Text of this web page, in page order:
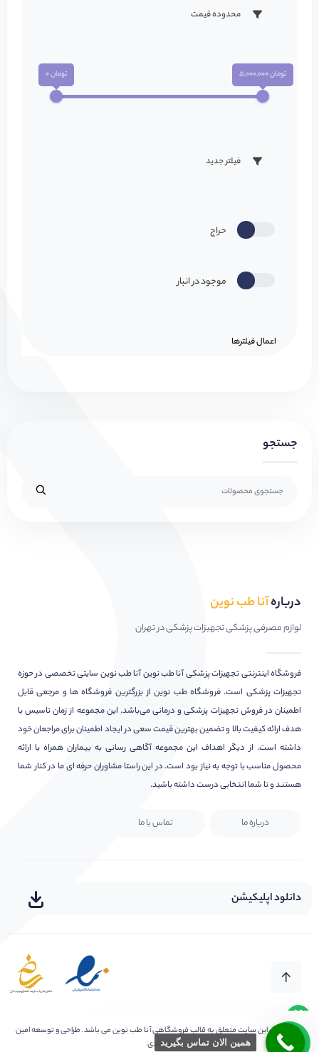
محدوده قیمت
تومان 0 تومان 5,000,000
فیلتر جدید
حراج
موجود در انبار
اعمال فیلتر‌ها
جستجو
دربارهآنا طب نوین
لوازم مصرفی پزشکی تجهیزات پزشکی در تهران
فروشگاه اینترنتی تجهیزات پزشکی آنا طب نوین آنا طب نوین سایتی تخصصی در حوزه
تجهیزات پزشکی است. فروشگاه طب نوین از بزرگترین فروشگاه ها و مرجعی قابل
اطمینان در فروش تجهیزات پزشکی و درمانی می‌باشد. این مجموعه از زمان تاسیس با
هدف ارائه کیفیت بالا و تضمین بهترین قیمت سعی در ایجاد اطمینان برای مراجعان خود
داشته است. از دیگر اهداف این مجموعه آگاهی رسانی به بیماران همراه با ارائه
محصول مناسب با توجه به نیاز بود است. در این راستا مشاوران حرفه ای ما در کنار شما
هستند و تا شما انتخابی درست داشته باشید.
درباره ما تماس با ما
دانلود اپلیکیشن
کلیه حقوق این سایت متعلق بهقالب فروشگاهی آنا طب نوینمی باشد. طراحی و توسعه امین
فرهادی
سلام امیدوارم عالی باشید?
همین الان تماس بگیرید